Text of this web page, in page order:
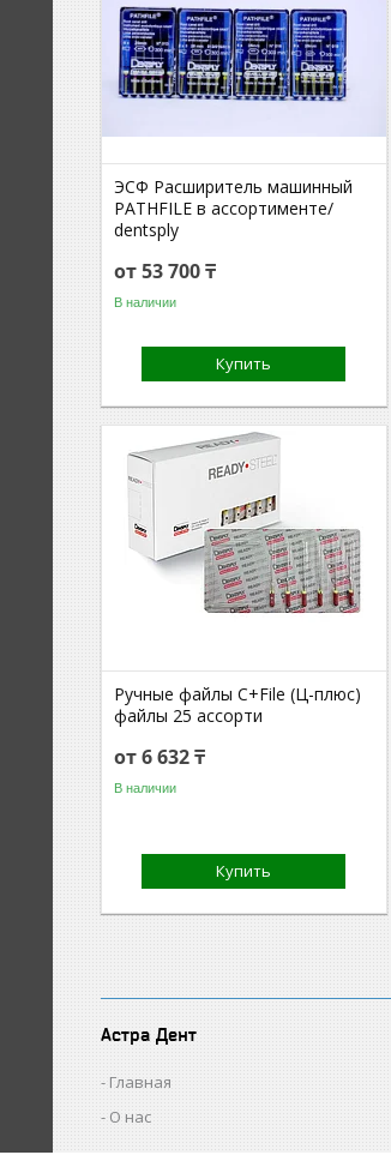
ЭСФ Расширитель машинный
PATHFILE в ассортименте/
dentsply
от 53 700 ₸
В наличии
Купить
Ручные файлы C+File (Ц-плюс)
файлы 25 ассорти
от 6 632 ₸
В наличии
Купить
Астра Дент
Главная
О нас